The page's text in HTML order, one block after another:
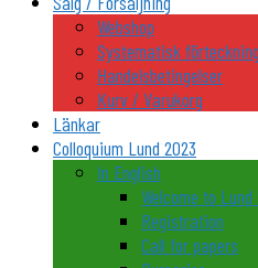
Webshop
Systematisk
Handelsbetingelser
Kurv / Varukorg
Länkar
Colloquium Lund 2023
In English
Welcome to Lund
Registration
Call for papers